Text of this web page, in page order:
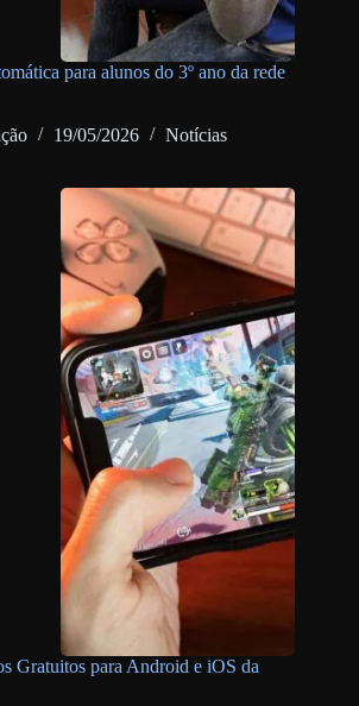
para alunos do 3º ano da rede
19/05/2026 Notícias
Gratuitos para Android e iOS da